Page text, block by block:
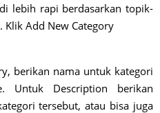
lebih rapi berdasarkan topik-
Add New Category
berikan nama untuk kategori
Untuk Description berikan
tersebut, atau bisa juga